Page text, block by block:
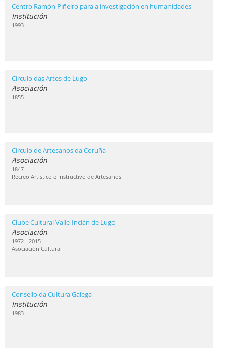
Centro Ramón Piñeiro para a investigación en humanidades
Institución
1993
Círculo das Artes de Lugo
Asociación
1855
Círculo de Artesanos da Coruña
Asociación
1847
Recreo Artístico e Instructivo de Artesanos
Clube Cultural Valle-Inclán de Lugo
Asociación
1972 - 2015
Asociación Cultural
Consello da Cultura Galega
Institución
1983